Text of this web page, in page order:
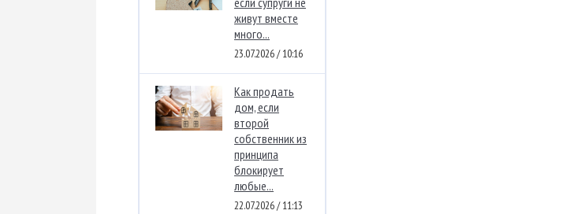
живут вместе
много...
23.07.2026 / 10:16
Как продать
дом, если
второй
собственник из
принципа
блокирует
любые...
22.07.2026 / 11:13